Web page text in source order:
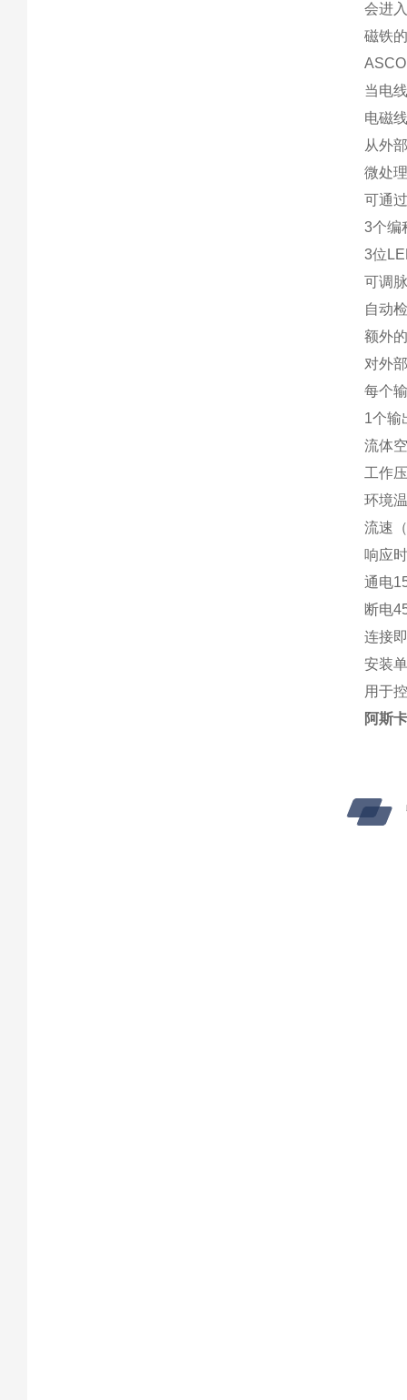
会进
磁铁
当电
电磁
从外
微处
可通
3个编
3位
可调
自动
额外
对外
每个
1个输
流体
工作
环境
流速
响应
通电
断电
连接
安装
用于
阿斯